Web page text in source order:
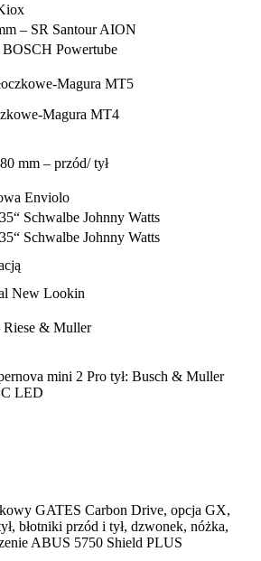
– SR Santour AION
Powertube
Magura MT5
Magura MT4
mm – przód/ tył
Enviolo
Schwalbe Johnny Watts
Schwalbe Johnny Watts
New Lookin
Riese & Muller
mini 2 Pro tył: Busch & Muller
LED
GATES Carbon Drive, opcja GX,
błotniki przód i tył, dzwonek, nóżka,
ABUS 5750 Shield PLUS